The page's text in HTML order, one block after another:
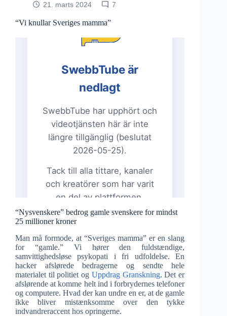
21. marts 2024 7
“Vi knullar Sveriges mamma”
“Nysvenskere” bedrog gamle svenskere for mindst
25 millioner kroner
Man må formode, at “Sveriges mamma” er en slang
for “gamle.” Vi hører den fuldstændige,
samvittighedsløse psykopati i fri udfoldelse. En
hacker afslørede bedragerne og sendte hele
materialet til politiet og Uppdrag Granskning. Det er
afslørende at komme helt ind i forbrydernes telefoner
og computere. Hvad der kan undre en er, at de gamle
ikke bliver mistænksomme over den tykke
indvandreraccent hos opringerne.